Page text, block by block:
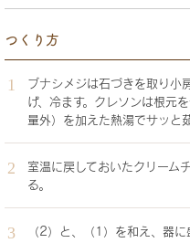
つくり方
ブナシメジは石づきを取り小
げ、冷ます。クレソンは根元
量外）を加えた熱湯でサッと
室温に戻しておいたクリーム
る。
（2）と、（1）を和え、器に